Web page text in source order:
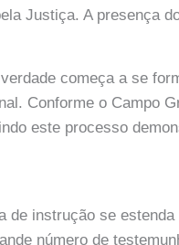
Justiça. A presença
começa a se
Conforme o Campo
este processo
de instrução se
número de